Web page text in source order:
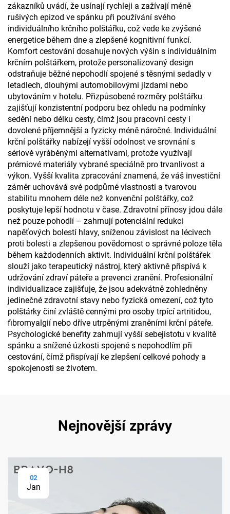
zákazníků uvádí, že usínají rychleji a zažívají méně
rušivých epizod ve spánku při používání svého
individuálního krčního polštářku, což vede ke zvýšené
energetice během dne a zlepšené kognitivní funkcí.
Komfort cestování dosahuje nových výšin s individuálním
krčním polštářkem, protože personalizovaný design
odstraňuje běžné nepohodlí spojené s těsnými sedadly v
letadlech, dlouhými automobilovými jízdami nebo
ubytováním v hotelu. Přizpůsobené rozměry polštářku
zajišťují konzistentní podporu bez ohledu na podmínky
sedění nebo délku cesty, čímž jsou pracovní cesty i
dovolené příjemnější a fyzicky méně náročné. Individuální
krční polštářky nabízejí vyšší odolnost ve srovnání s
sériově vyráběnými alternativami, protože využívají
prémiové materiály vybrané speciálně pro trvanlivost a
výkon. Vyšší kvalita zpracování znamená, že váš investiční
záměr uchovává své podpůrné vlastnosti a tvarovou
stabilitu mnohem déle než konvenční polštářky, což
poskytuje lepší hodnotu v čase. Zdravotní přínosy jdou dále
než pouze pohodlí – zahrnují potenciální redukci
napěťových bolestí hlavy, sníženou závislost na lécivech
proti bolesti a zlepšenou povědomost o správné poloze těla
během každodenních aktivit. Individuální krční polštářek
slouží jako terapeutický nástroj, který aktivně přispívá k
udržování zdraví páteře a prevenci zranění. Profesionální
individualizace zajišťuje, že jsou adekvátně zohledněny
jedinečné zdravotní stavy nebo fyzická omezení, což tyto
polštárky činí zvláště cennými pro osoby trpící artritidou,
fibromyalgií nebo dříve utrpěnými zraněními krční páteře.
Psychologické benefity zahrnují vyšší sebejistotu v kvalitě
spánku a snížené úzkosti spojené s nepohodlím při
cestování, čímž přispívají ke zlepšení celkové pohody a
spokojenosti se životem.
Nejnovější zprávy
02
Jan